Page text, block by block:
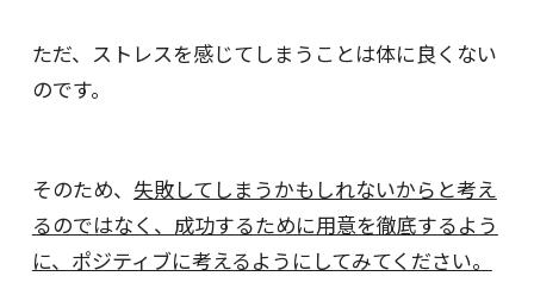
ただ、ストレスを感じてしまうことは体に良くない
のです。
そのため、 失敗してしまうかもしれないからと考え
るのではなく、成功するために用意を徹底するよう
に、ポジティブに考えるようにしてみてください。